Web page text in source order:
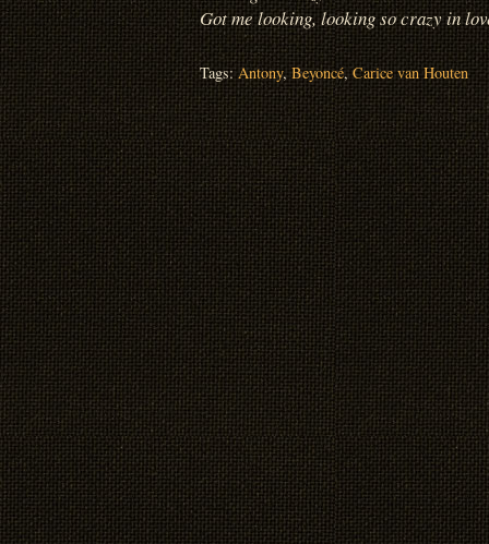
Got me looking, looking so crazy in
Tags:Antony,Beyoncé,Carice van Houten